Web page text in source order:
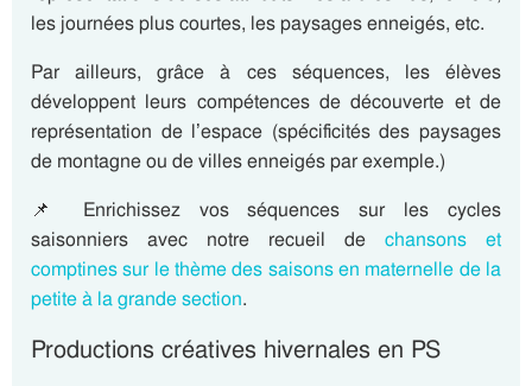
les journées plus courtes, les paysages enneigés, etc.
Par ailleurs, grâce à ces séquences, les élèves
développent leurs compétences de découverte et de
représentation de l’espace (spécificités des paysages
de montagne ou de villes enneigés par exemple.)
📌 Enrichissez vos séquences sur les cycles
saisonniers avec notre recueil de chansons et
comptines sur le thème des saisons en maternelle de la
petite à la grande section.
Productions créatives hivernales en PS